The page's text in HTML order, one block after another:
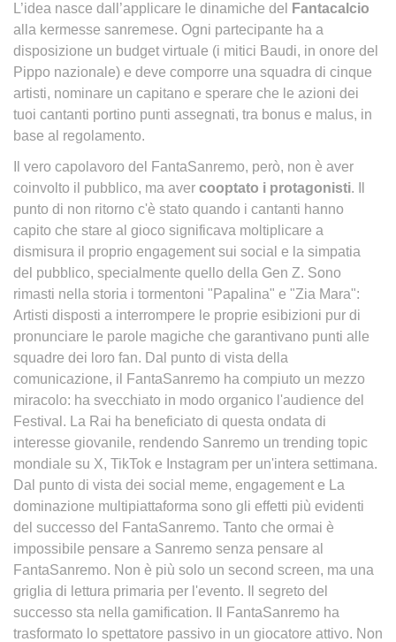
L’idea nasce dall’applicare le dinamiche del
Fantacalcio
alla kermesse sanremese. Ogni partecipante ha a
disposizione un budget virtuale (i mitici Baudi, in onore del
Pippo nazionale) e deve comporre una squadra di cinque
artisti, nominare un capitano e sperare che le azioni dei
tuoi cantanti portino punti assegnati, tra bonus e malus, in
base al regolamento.
Il vero capolavoro del FantaSanremo, però, non è aver
coinvolto il pubblico, ma aver cooptato i protagonisti. Il
punto di non ritorno c'è stato quando i cantanti hanno
capito che stare al gioco significava moltiplicare a
dismisura il proprio engagement sui social e la simpatia
del pubblico, specialmente quello della Gen Z. Sono
rimasti nella storia i tormentoni "Papalina" e "Zia Mara":
Artisti disposti a interrompere le proprie esibizioni pur di
pronunciare le parole magiche che garantivano punti alle
squadre dei loro fan. Dal punto di vista della
comunicazione, il FantaSanremo ha compiuto un mezzo
miracolo: ha svecchiato in modo organico l'audience del
Festival. La Rai ha beneficiato di questa ondata di
interesse giovanile, rendendo Sanremo un trending topic
mondiale su X, TikTok e Instagram per un'intera settimana.
Dal punto di vista dei social meme, engagement e La
dominazione multipiattaforma sono gli effetti più evidenti
del successo del FantaSanremo. Tanto che ormai è
impossibile pensare a Sanremo senza pensare al
FantaSanremo. Non è più solo un second screen, ma una
griglia di lettura primaria per l'evento. Il segreto del
successo sta nella gamification. Il FantaSanremo ha
trasformato lo spettatore passivo in un giocatore attivo. Non